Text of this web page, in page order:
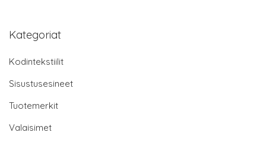
Kategoriat
Kodintekstiilit
Sisustusesineet
Tuotemerkit
Valaisimet